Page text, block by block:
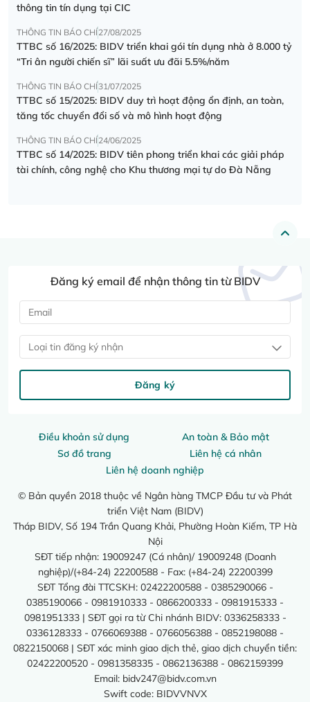
thông tin tín dụng tại CIC
THÔNG TIN BÁO CHÍ27/08/2025
TTBC số 16/2025: BIDV triển khai gói tín dụng nhà ở 8.000 tỷ
“Tri ân người chiến sĩ” lãi suất ưu đãi 5.5%/năm
THÔNG TIN BÁO CHÍ31/07/2025
TTBC số 15/2025: BIDV duy trì hoạt động ổn định, an toàn,
tăng tốc chuyển đổi số và mô hình hoạt động
THÔNG TIN BÁO CHÍ24/06/2025
TTBC số 14/2025: BIDV tiên phong triển khai các giải pháp
tài chính, công nghệ cho Khu thương mại tự do Đà Nẵng
Điều khoản sử dụng
An toàn & Bảo mật
Sơ đồ trang
Liên hệ cá nhân
Liên hệ doanh nghiệp
© Bản quyền 2018 thuộc về Ngân hàng TMCP Đầu tư và Phát
triển Việt Nam (BIDV)
Tháp BIDV, Số 194 Trần Quang Khải, Phường Hoàn Kiếm, TP Hà
Nội
SĐT tiếp nhận: 19009247 (Cá nhân)/ 19009248 (Doanh
nghiệp)/(+84-24) 22200588 - Fax: (+84-24) 22200399
SĐT Tổng đài TTCSKH: 02422200588 - 0385290066 -
0385190066 - 0981910333 - 0866200333 - 0981915333 -
0981951333 | SĐT gọi ra từ Chi nhánh BIDV: 0336258333 -
0336128333 - 0766069388 - 0766056388 - 0852198088 -
0822150068 | SĐT xác minh giao dịch thẻ, giao dịch chuyển tiền:
02422200520 - 0981358335 - 0862136388 - 0862159399
Email: bidv247@bidv.com.vn
Swift code: BIDVVNVX
Đăng ký email để nhận thông tin từ BIDV
Loại tin đăng ký nhận
Đăng ký